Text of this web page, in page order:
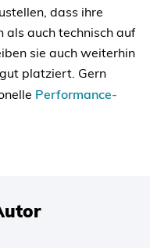
dass ihre
auch technisch auf
sie auch weiterhin
platziert. Gern
Performance-